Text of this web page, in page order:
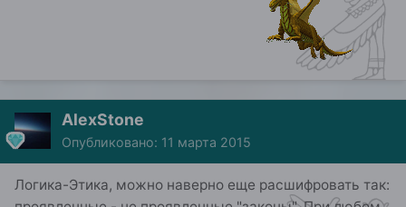
AlexStone
Опубликовано: 11 марта 2015
Логика-Этика, можно наверно еще расшифровать так: